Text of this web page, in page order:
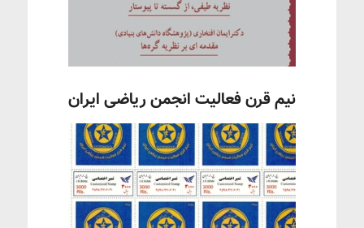
نیم قرن فعالیت انجمن ریاضی ایران